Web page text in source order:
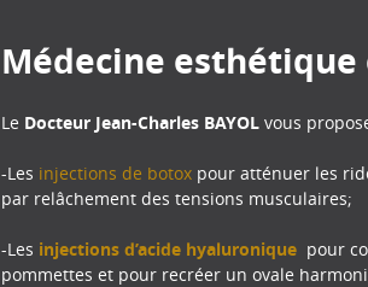
Médecine
Le Docteur Jean-Charles BAYOL vous
-Les injections de botox pour atténuer les
par relâchement des tensions musculaires;
-Les injections d’acide hyaluronique pour
pommettes et pour recréer un ovale